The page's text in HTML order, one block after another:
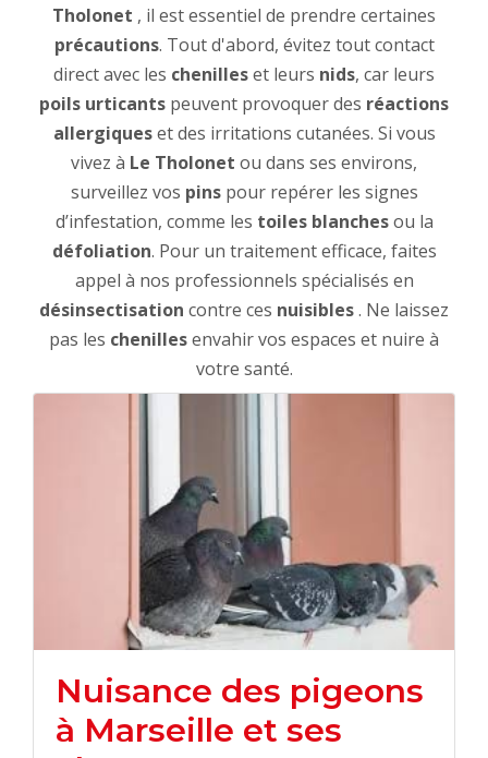
Tholonet , il est essentiel de prendre certaines
précautions. Tout d'abord, évitez tout contact
direct avec les chenilleset leurs nids, car leurs
poils urticants peuvent provoquer des réactions
allergiqueset des irritations cutanées. Si vous
vivez à Le Tholonet ou dans ses environs,
surveillez vos pinspour repérer les signes
d’infestation, comme les toiles blanchesou la
défoliation. Pour un traitement efficace, faites
appel à nos professionnels spécialisés en
désinsectisation contre ces nuisibles. Ne laissez
pas les chenillesenvahir vos espaces et nuire à
votre santé.
Nuisance des pigeons
à Marseille et ses